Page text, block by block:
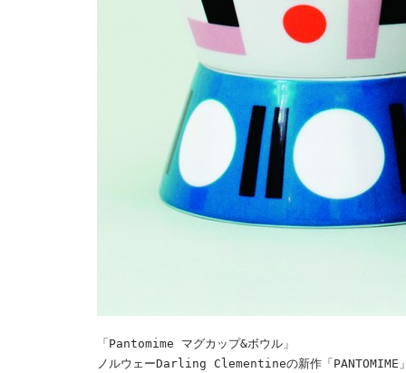
「Pantomime マグカップ&ボウル」
ノルウェーDarling Clementineの新作「PANTOMIME